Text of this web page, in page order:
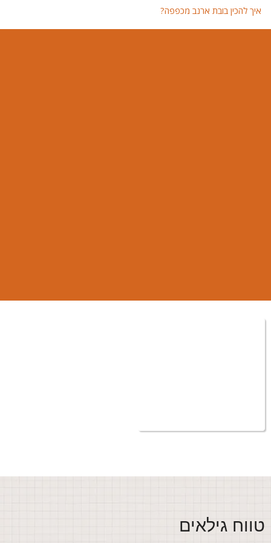
איך להכין בובת ארנב מכפפה?
גילאים